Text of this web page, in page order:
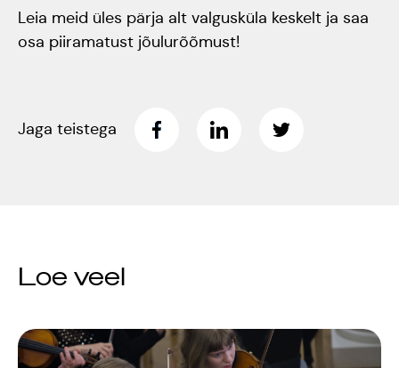
kontserdimajas
Vilniuses 2022
Luik
Leia meid üles pärja alt valgusküla keskelt ja saa
osa piiramatust jõulurõõmust!
Jaga teistega
Loe veel